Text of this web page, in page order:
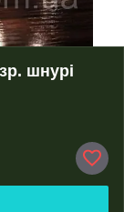
шнурі